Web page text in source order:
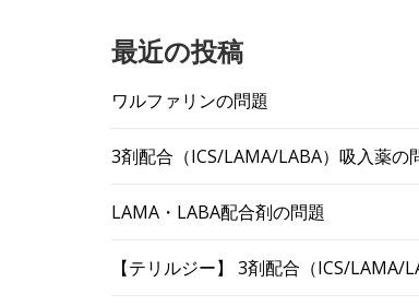
最近の投稿
ワルファリンの問題
3剤配合（ICS/LAMA/LABA）吸入薬の
LAMA・LABA配合剤の問題
【テリルジー】 3剤配合（ICS/LAMA/